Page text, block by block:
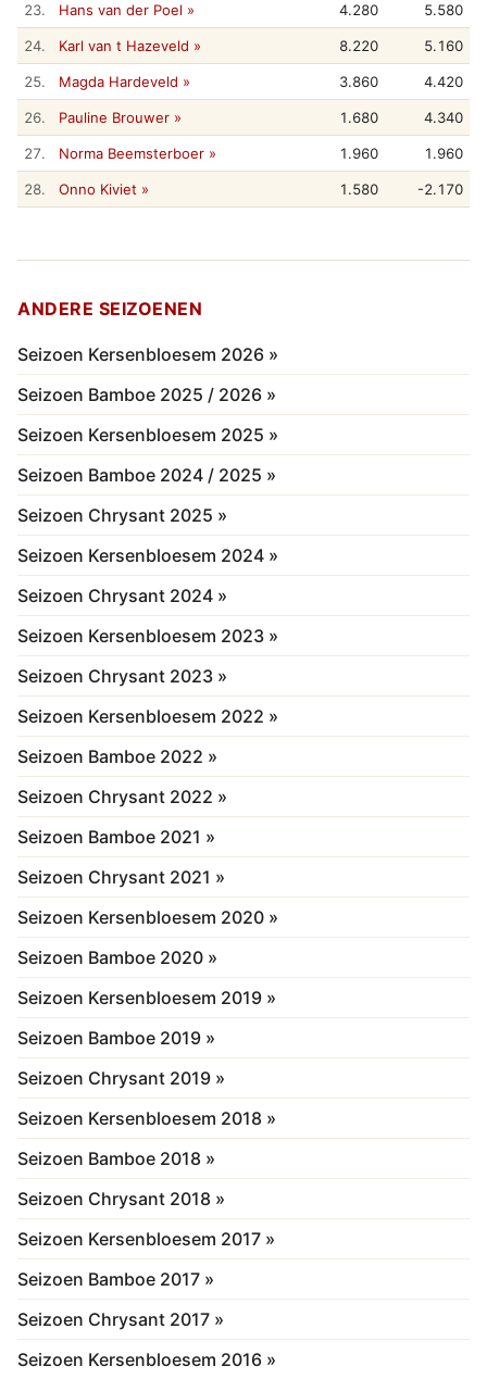
23. Hans van der Poel » 4.280 5.580
24. Karl van t Hazeveld » 8.220 5.160
25. Magda Hardeveld » 3.860 4.420
26. Pauline Brouwer » 1.680 4.340
27. Norma Beemsterboer » 1.960 1.960
28. Onno Kiviet » 1.580 -2.170
ANDERE SEIZOENEN
Seizoen Kersenbloesem 2026 »
Seizoen Bamboe 2025 / 2026 »
Seizoen Kersenbloesem 2025 »
Seizoen Bamboe 2024 / 2025 »
Seizoen Chrysant 2025 »
Seizoen Kersenbloesem 2024 »
Seizoen Chrysant 2024 »
Seizoen Kersenbloesem 2023 »
Seizoen Chrysant 2023 »
Seizoen Kersenbloesem 2022 »
Seizoen Bamboe 2022 »
Seizoen Chrysant 2022 »
Seizoen Bamboe 2021 »
Seizoen Chrysant 2021 »
Seizoen Kersenbloesem 2020 »
Seizoen Bamboe 2020 »
Seizoen Kersenbloesem 2019 »
Seizoen Bamboe 2019 »
Seizoen Chrysant 2019 »
Seizoen Kersenbloesem 2018 »
Seizoen Bamboe 2018 »
Seizoen Chrysant 2018 »
Seizoen Kersenbloesem 2017 »
Seizoen Bamboe 2017 »
Seizoen Chrysant 2017 »
Seizoen Kersenbloesem 2016 »